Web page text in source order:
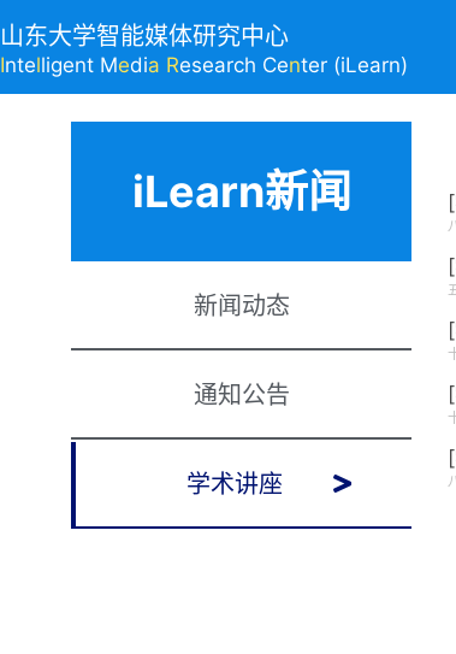
山东大学智能媒体研究中心
Intelligent Media Research Center (iLearn)
iLearn新闻
新闻动态
通知公告
学术讲座